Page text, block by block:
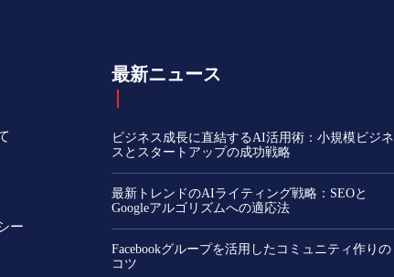
ー
最新ニュース
ビジネス成長に直結するAI活用術：小規模ビジネ
スとスタートアップの成功戦略
最新トレンドのAIライティング戦略：SEOと
Googleアルゴリズムへの適応法
Facebookグループを活用したコミュニティ作りの
コツ